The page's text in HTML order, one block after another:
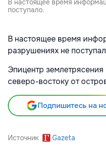
В настоящее время
поступало.
В настоящее время
разрушениях не
Эпицентр землетрясения
северо-востоку от
Подпишитесь на
Источник Gazeta